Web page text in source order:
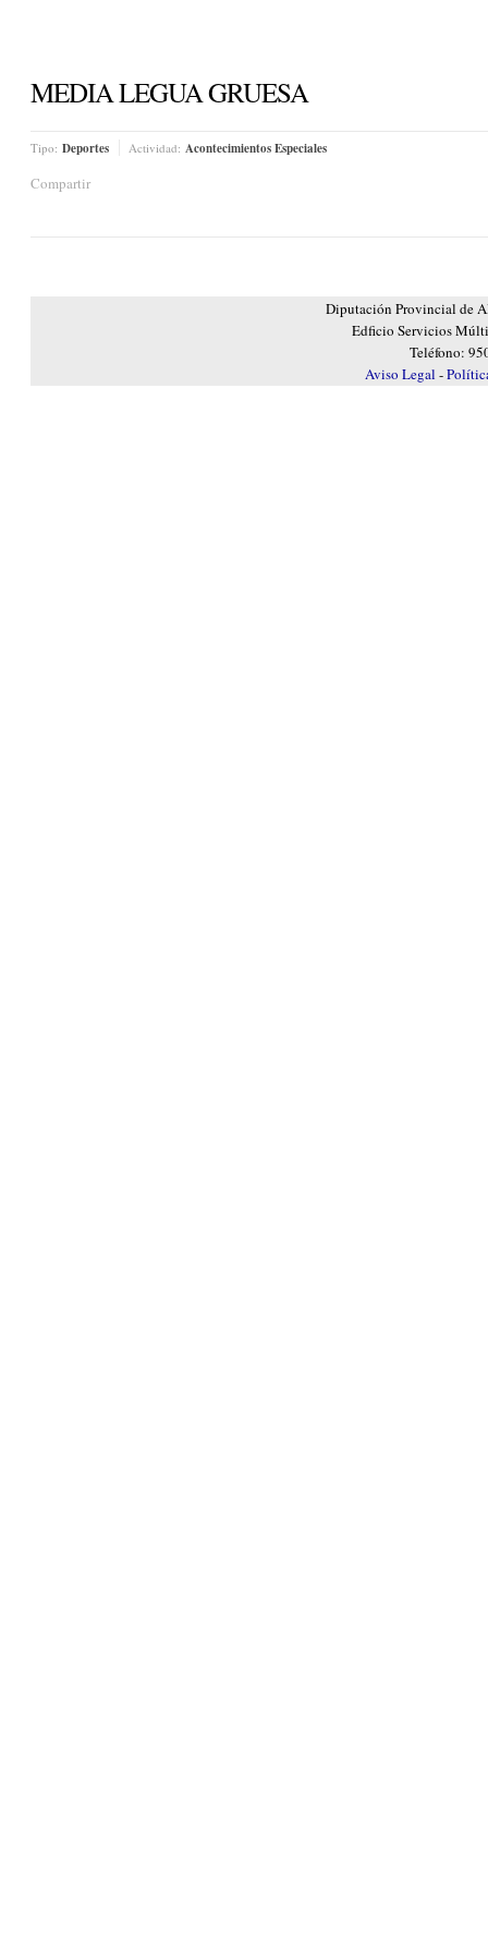
MEDIA LEGUA GRUESA
Tipo: Deportes Actividad: Acontecimientos Especiales
Compartir
Diputación Provincial de
Edficio Servicios
Teléfono:
Aviso Legal -